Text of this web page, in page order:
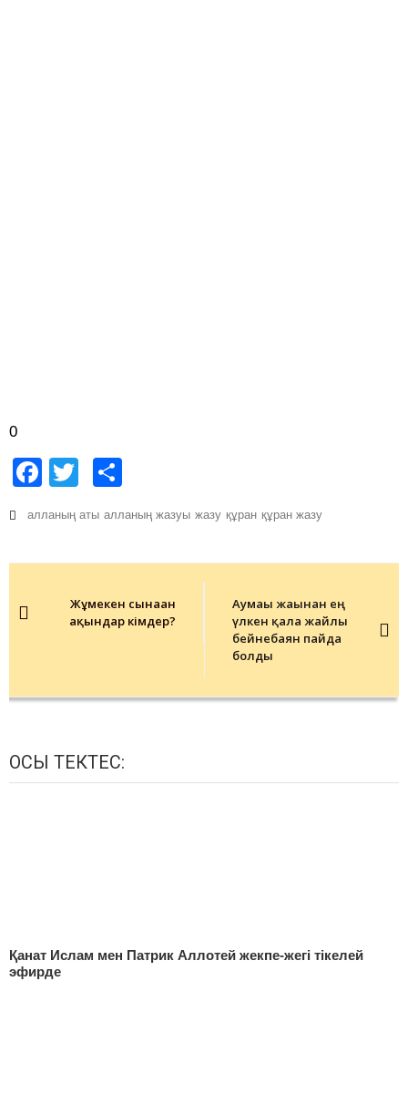
0
Facebook
Twitter
алланың аты алланың жазуы жазу құран құран жазу
navigationЖұмекен сынаған
ақындар кімдер?
Аумағы жағынан ең
үлкен қала жайлы
бейнебаян пайда
болды
ОСЫ ТЕКТЕС:
Қанат Ислам мен Патрик Аллотей жекпе-жегі тікелей
эфирде